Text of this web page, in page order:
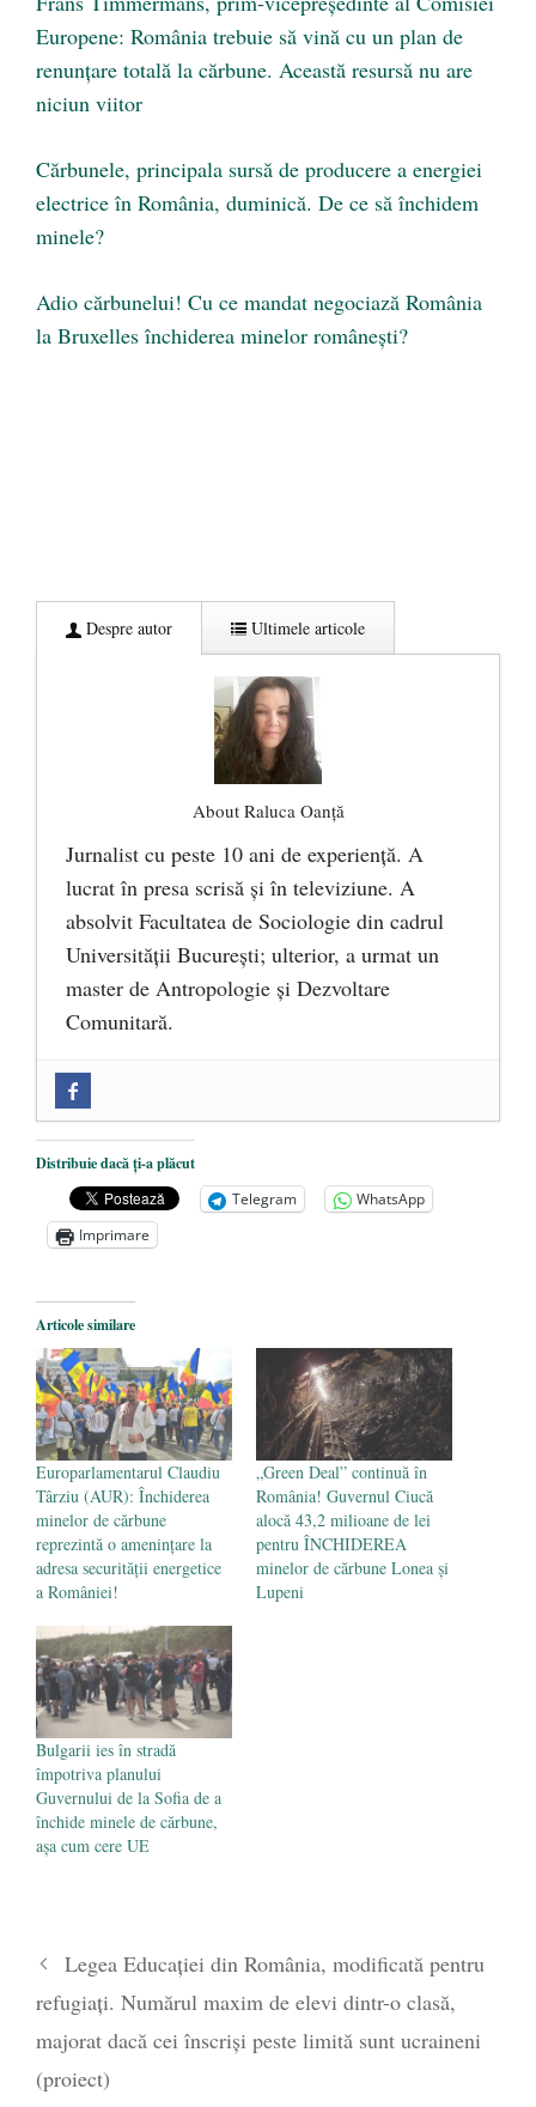
Europene: România trebuie să vină cu un plan de
renunţare totală la cărbune. Această resursă nu are
niciun viitor
Cărbunele, principala sursă de producere a energiei
electrice în România, duminică. De ce să închidem
minele?
Adio cărbunelui! Cu ce mandat negociază România
la Bruxelles închiderea minelor românești?
Despre autor Ultimele articole
About Raluca Oanță
Jurnalist cu peste 10 ani de experiență. A
lucrat în presa scrisă și în televiziune. A
absolvit Facultatea de Sociologie din cadrul
Universității București; ulterior, a urmat un
master de Antropologie și Dezvoltare
Comunitară.
Mănăstirea „Sfânta Ana” Rohia. Părintele
Nicolae Steinhardt, comemorat la 102 ani
de la naștere - 29 iulie 2024
„Carnea cultivată” în laborator, tot mai
comercializare în UE
Părintele mărturisitor Constantin
Voicescu, pomenit, duminică, la
Mănăstirea Cernica - 27 iulie 2024
Distribuie dacă ți-a plăcut
Telegram
WhatsApp
Imprimare
Articole similare
Europarlamentarul Claudiu
Târziu (AUR): Închiderea
minelor de cărbune
reprezintă o amenințare la
adresa securității energetice
a României!
„Green Deal” continuă în
România! Guvernul Ciucă
alocă 43,2 milioane de lei
pentru ÎNCHIDEREA
minelor de cărbune Lonea şi
Lupeni
Bulgarii ies în stradă
împotriva planului
Guvernului de la Sofia de a
închide minele de cărbune,
așa cum cere UE
Legea Educației din România, modificată pentru
refugiați. Numărul maxim de elevi dintr-o clasă,
majorat dacă cei înscriși peste limită sunt ucraineni
(proiect)